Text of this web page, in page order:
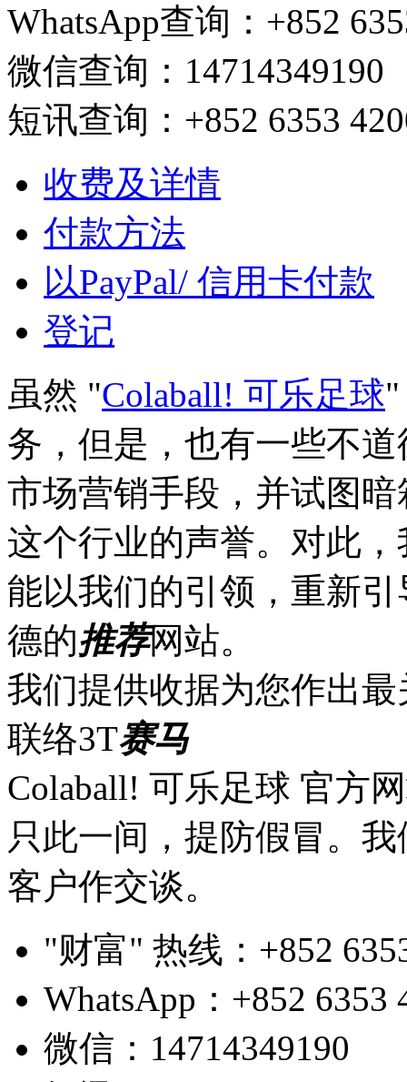
WhatsApp查询：+852
微信查询：14714349190
短讯查询：+852 6353
收费及详情
付款方法
以PayPal/ 信用卡付款
登记
虽然 "Colaball! 可乐足球"
务，但是，也有一些不道
市场营销手段，并试图
这个行业的声誉。对此
能以我们的引领，重新
德的推荐网站。
我们提供收据为您作出
联络3T赛马
Colaball! 可乐足球 官方
只此一间，提防假冒。
客户作交谈。
"财富" 热线：+852
WhatsApp：+852 6353
微信：14714349190